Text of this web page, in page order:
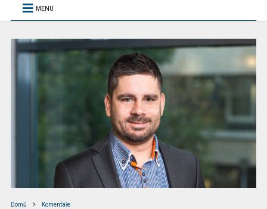
MENU
Domů Komentáře